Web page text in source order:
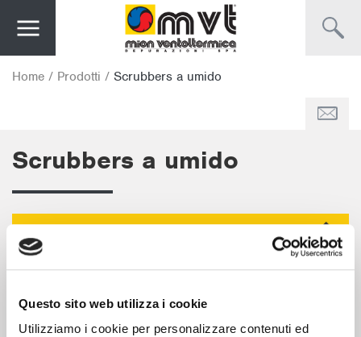
Questo sito web utilizza i cookie
Utilizziamo i cookie per personalizzare contenuti ed
Home / Prodotti / Scrubbers a umido
Scrubbers a umido
Scrubber a letto fisso
Scrubber Venturi